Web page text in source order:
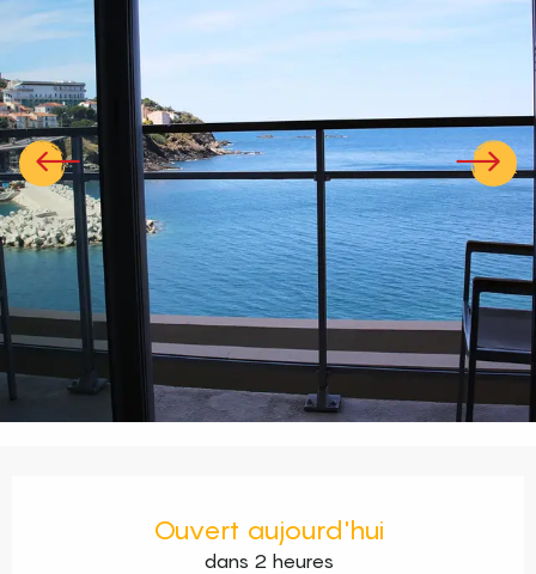
Ouvert aujourd'hui
dans 2 heures